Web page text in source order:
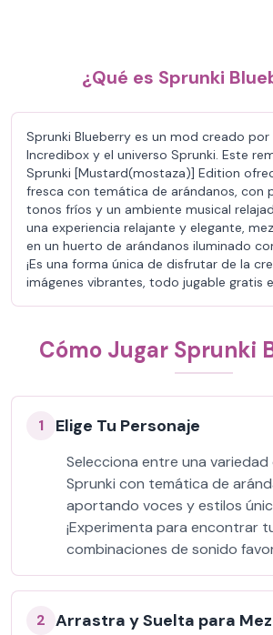
¿Qué es Sprunki
Sprunki Blueberry es un mod creado
Incredibox y el universo Sprunki. Este
Sprunki [Mustard(mostaza)] Edition
fresca con temática de arándanos, con
tonos fríos y un ambiente musical
una experiencia relajante y elegante,
en un huerto de arándanos iluminado
¡Es una forma única de disfrutar de la
imágenes vibrantes, todo jugable gratis
Cómo Jugar Sprunki
1 Elige Tu Personaje
Selecciona entre una
Sprunki con temática de
aportando voces y estilos
¡Experimenta para encontrar
combinaciones de sonido
2 Arrastra y Suelta para